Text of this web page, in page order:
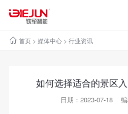
首页> 媒体中心> 行业资讯
如何选择适合的景区
日期：2023-07-18